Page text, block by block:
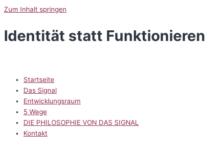
Zum Inhalt springen
Identität statt Funktionieren
Startseite
Das Signal
Entwicklungsraum
5 Wege
DIE PHILOSOPHIE VON DAS SIGNAL
Kontakt